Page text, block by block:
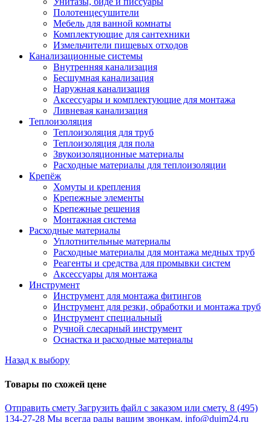
Полотенцесушители
Мебель для ванной комнаты
Комплектующие для сантехники
Измельчители пищевых отходов
Канализационные системы
Внутренняя канализация
Бесшумная канализация
Наружная канализация
Аксессуары и комплектующие для монтажа
Ливневая канализация
Теплоизоляция
Теплоизоляция для труб
Теплоизоляция для пола
Звукоизоляционные материалы
Расходные материалы для теплоизоляции
Крепёж
Хомуты и крепления
Крепежные элементы
Крепежные решения
Монтажная система
Расходные материалы
Уплотнительные материалы
Расходные материалы для монтажа медных труб
Реагенты и средства для промывки систем
Аксессуары для монтажа
Инструмент
Инструмент для монтажа фитингов
Инструмент для резки, обработки и монтажа труб
Инструмент специальный
Ручной слесарный инструмент
Оснастка и расходные материалы
Назад к выбору
Товары по схожей цене
Отправить смету Загрузить файл с заказом или смету. 8 (495)
134-27-28 Мы всегда рады вашим звонкам. info@duim24.ru